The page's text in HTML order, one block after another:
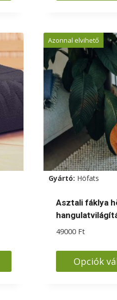
Azonnal elvihető
Gyártó: Höfats
Asztali fáklya
49000 Ft
Opciók